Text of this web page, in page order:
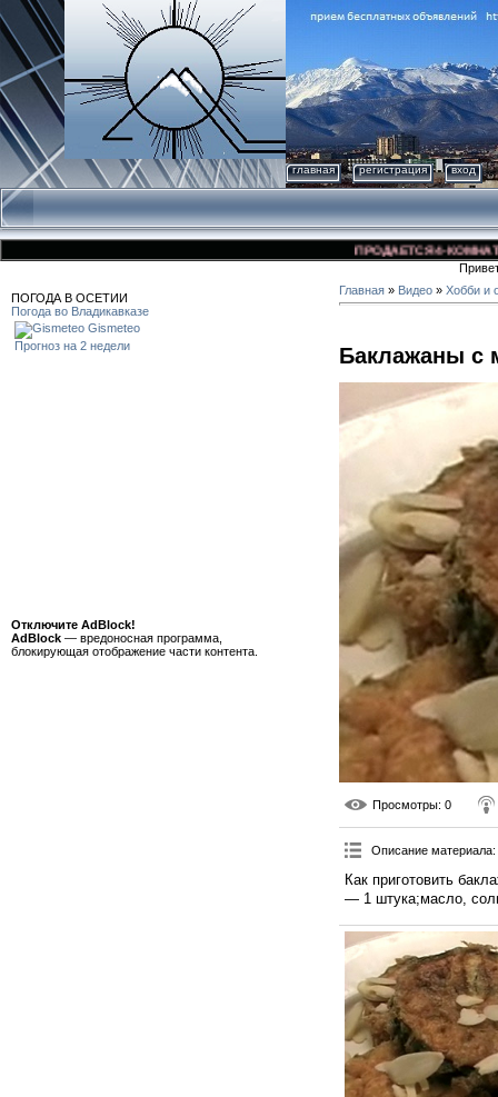
главная регистрация вход
ПРОДАЕТСЯ 4-
ПОГОДА В ОСЕТИИ
Погода во Владикавказе
Gismeteo
Прогноз на 2 недели
Отключите AdBlock!
AdBlock — вредоносная программа,
блокирующая отображение части контента.
Главная » Видео » Хобби и
Баклажаны с
Просмотры: 0
Описание материала:
Как приготовить
— 1 штука;масло,